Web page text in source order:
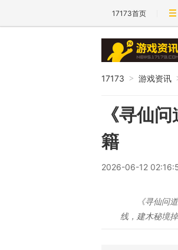
17173首页
17173 > 游戏资讯
《寻仙
籍
2026-06-12
《寻仙问
线，建木秘境